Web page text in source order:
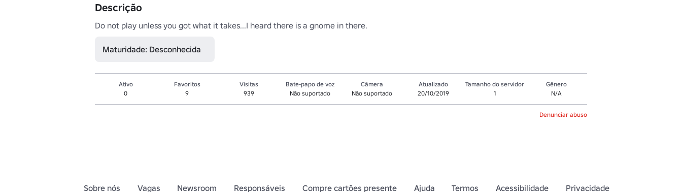
Descrição
Do not play unless you got what it takes...I heard there is a gnome in there.
Maturidade: Desconhecida
Ativo
0
Favoritos
9
Visitas
939
Bate-papo de voz
Não suportado
Câmera
Não suportado
Atualizado
20/10/2019
Tamanho do servidor
1
Gênero
N/A
Denunciar abuso
Sobre nós Vagas Newsroom Responsáveis Compre cartões presente Ajuda Termos Acessibilidade Privacidade